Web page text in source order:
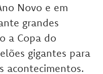
Novo e em
grandes
a Copa do
gigantes para
acontecimentos.